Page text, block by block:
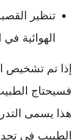
تنظير
الهوائية في
إذا تم تشخيص
فسيحتاج
هذا يسمى
الطبيب في